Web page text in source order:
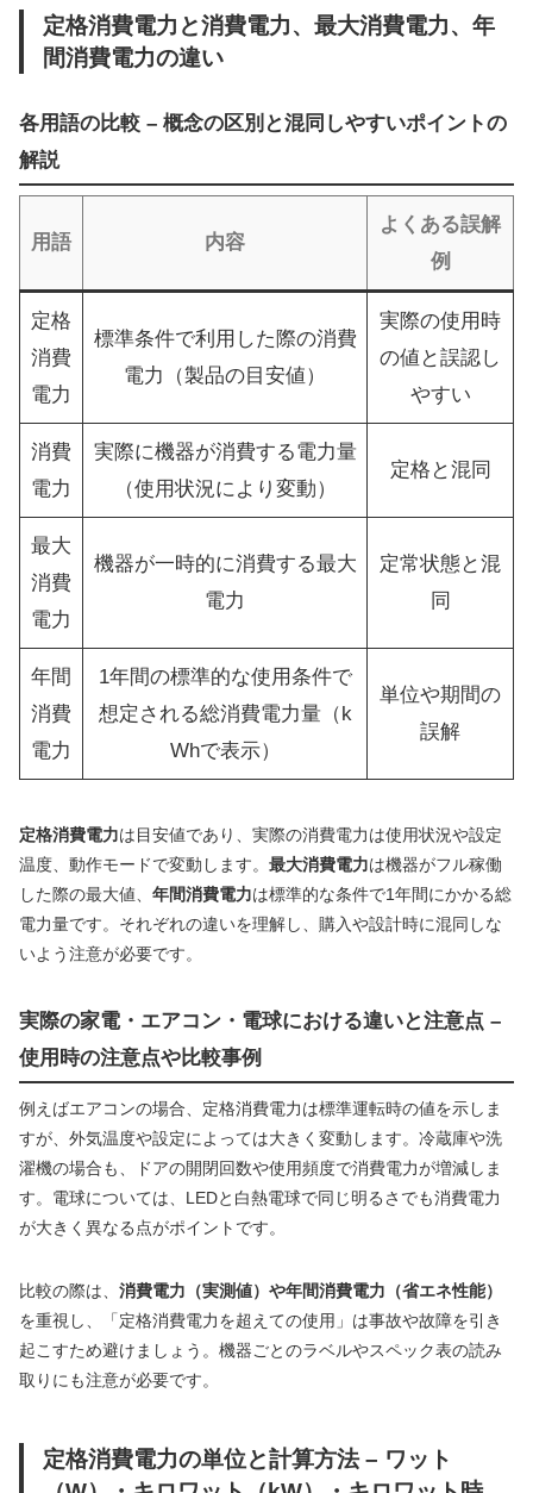
定格消費電力と消費電力、最大消費電力、年
間消費電力の違い
各用語の比較 – 概念の区別と混同しやすいポイントの
解説
用語 内容
よくある誤解
例
定格
消費
電力
標準条件で利用した際の消費
電力（製品の目安値）
実際の使用時
の値と誤認し
やすい
消費
電力
実際に機器が消費する電力量
（使用状況により変動）
定格と混同
最大
消費
電力
機器が一時的に消費する最大
電力
定常状態と混
同
年間
消費
電力
1年間の標準的な使用条件で
想定される総消費電力量（k
Whで表示）
単位や期間の
誤解
定格消費電力は目安値であり、実際の消費電力は使用状況や設定
温度、動作モードで変動します。 最大消費電力は機器がフル稼働
した際の最大値、 年間消費電力は標準的な条件で1年間にかかる総
電力量です。それぞれの違いを理解し、購入や設計時に混同しな
いよう注意が必要です。
実際の家電・エアコン・電球における違いと注意点 –
使用時の注意点や比較事例
例えばエアコンの場合、定格消費電力は標準運転時の値を示しま
すが、外気温度や設定によっては大きく変動します。冷蔵庫や洗
濯機の場合も、ドアの開閉回数や使用頻度で消費電力が増減しま
す。電球については、LEDと白熱電球で同じ明るさでも消費電力
が大きく異なる点がポイントです。
比較の際は、 消費電力（実測値）や年間消費電力（省エネ性能）
を重視し、「定格消費電力を超えての使用」は事故や故障を引き
起こすため避けましょう。機器ごとのラベルやスペック表の読み
取りにも注意が必要です。
定格消費電力の単位と計算方法 – ワット